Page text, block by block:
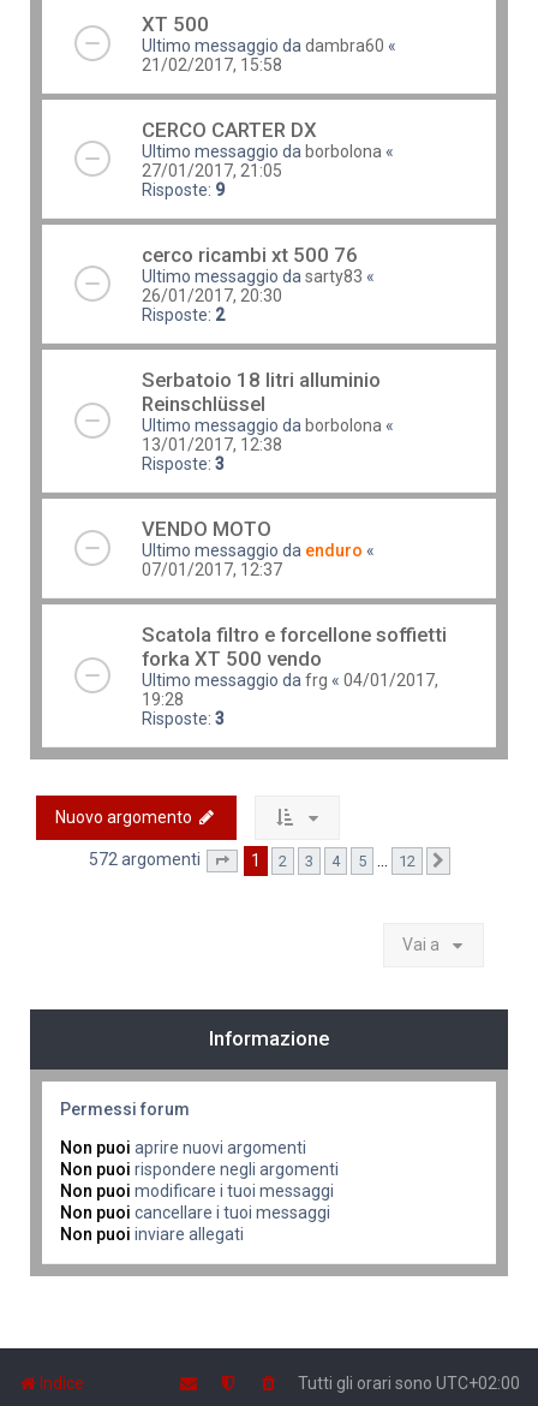
XT 500
Ultimo messaggio da dambra60 «
21/02/2017, 15:58
CERCO CARTER DX
Ultimo messaggio da borbolona «
27/01/2017, 21:05
Risposte: 9
cerco ricambi xt 500 76
Ultimo messaggio da sarty83 «
26/01/2017, 20:30
Risposte: 2
Serbatoio 18 litri alluminio
Reinschlüssel
Ultimo messaggio da borbolona «
13/01/2017, 12:38
Risposte: 3
VENDO MOTO
Ultimo messaggio da enduro «
07/01/2017, 12:37
Scatola filtro e forcellone soffietti
forka XT 500 vendo
Ultimo messaggio da frg « 04/01/2017,
19:28
Risposte: 3
Nuovo argomento
572 argomenti Pagina1 di12
1 2 3 4 5 12
Vai a
Informazione
Permessi forum
Non puoi aprire nuovi argomenti
Non puoi rispondere negli argomenti
Non puoi modificare i tuoi messaggi
Non puoi cancellare i tuoi messaggi
Non puoi inviare allegati
Indice Tutti gli orari sono UTC+02:00